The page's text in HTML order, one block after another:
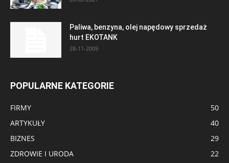
Paliwa, benzyna, olej napędowy sprzedaż
hurt EKOTANK
28-11-2009
POPULARNE KATEGORIE
FIRMY
50
ARTYKUŁY
40
BIZNES
29
ZDROWIE I URODA
22